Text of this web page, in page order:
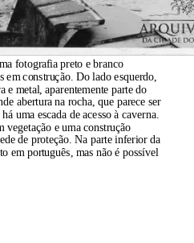
fotografia preto e branco
em construção. Do lado esquerdo,
e metal, aparentemente parte do
abertura na rocha, que parece ser
uma escada de acesso à caverna.
vegetação e uma construção
de proteção. Na parte inferior da
em português, mas não é possível